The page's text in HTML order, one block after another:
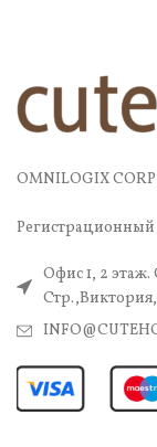
OMNILOGIX
Регистрационный
Офис 1, 2